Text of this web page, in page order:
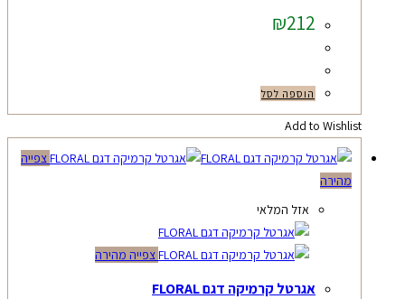
₪212
הוספה לסל
Add to Wishlist
צפייה
מהירה
אזל המלאי
צפייה מהירה
אגרטל קרמיקה דגם FLORAL